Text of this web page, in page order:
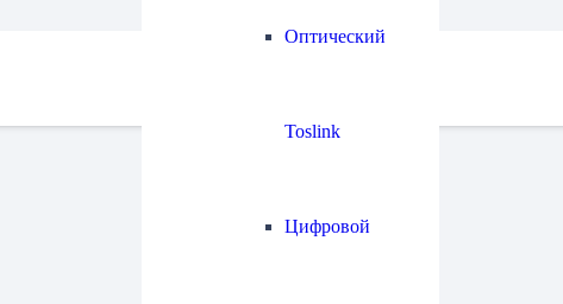
Оптический
Toslink
Цифровой